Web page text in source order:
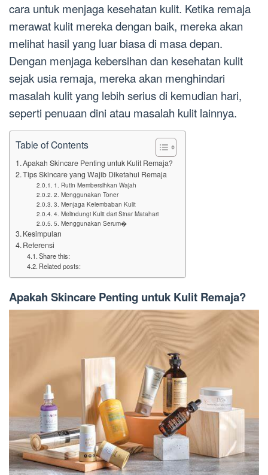
cara untuk menjaga kesehatan kulit. Ketika remaja
merawat kulit mereka dengan baik, mereka akan
melihat hasil yang luar biasa di masa depan.
Dengan menjaga kebersihan dan kesehatan kulit
sejak usia remaja, mereka akan menghindari
masalah kulit yang lebih serius di kemudian hari,
seperti penuaan dini atau masalah kulit lainnya.
Table of Contents
Apakah Skincare Penting untuk Kulit Remaja?
Tips Skincare yang Wajib Diketahui Remaja
1. Rutin Membersihkan Wajah
2. Menggunakan Toner
3. Menjaga Kelembaban Kulit
4. Melindungi Kulit dari Sinar Matahari
5. Menggunakan Serum�
Kesimpulan
Referensi
Share this:
Related posts:
Apakah Skincare Penting untuk Kulit Remaja?